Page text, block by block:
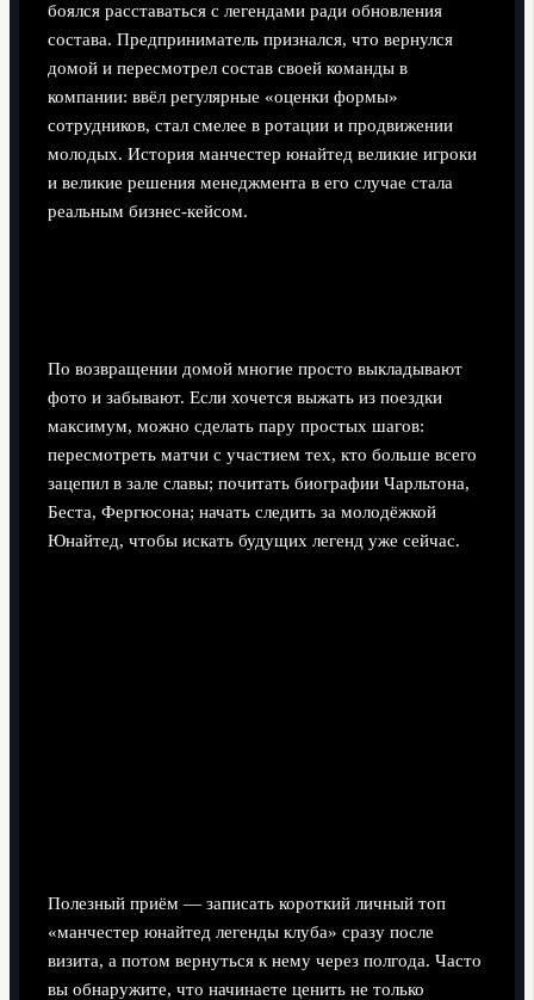
боялся расставаться с легендами ради обновления
состава. Предприниматель признался, что вернулся
домой и пересмотрел состав своей команды в
компании: ввёл регулярные «оценки формы»
сотрудников, стал смелее в ротации и продвижении
молодых. История манчестер юнайтед великие игроки
и великие решения менеджмента в его случае стала
реальным бизнес‑кейсом.
По возвращении домой многие просто выкладывают
фото и забывают. Если хочется выжать из поездки
максимум, можно сделать пару простых шагов:
пересмотреть матчи с участием тех, кто больше всего
зацепил в зале славы; почитать биографии Чарльтона,
Беста, Фергюсона; начать следить за молодёжкой
Юнайтед, чтобы искать будущих легенд уже сейчас.
Полезный приём — записать короткий личный топ
«манчестер юнайтед легенды клуба» сразу после
визита, а потом вернуться к нему через полгода. Часто
вы обнаружите, что начинаете ценить не только